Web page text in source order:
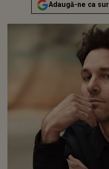
Adaugă-ne ca